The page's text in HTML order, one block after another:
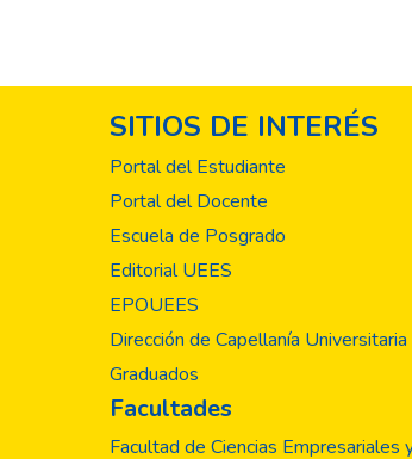
SITIOS DE INTERÉS
Portal del Estudiante
Portal del Docente
Escuela de Posgrado
Editorial UEES
EPOUEES
Dirección de Capellanía Universitaria
Graduados
Facultades
Facultad de Ciencias Empresariales